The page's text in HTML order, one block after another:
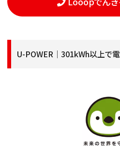
U-POWER｜301kWh以上で